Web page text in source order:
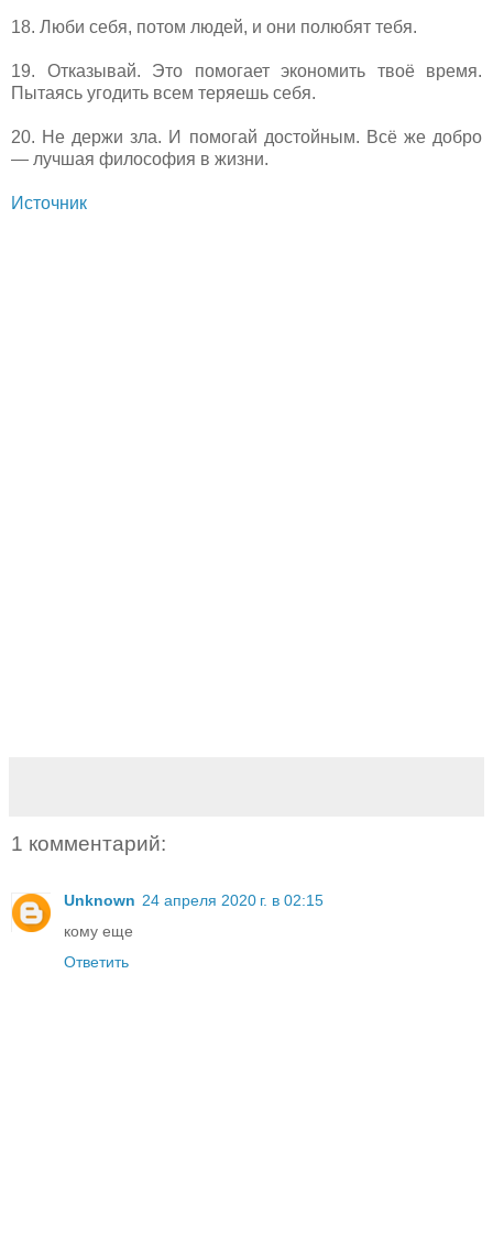
18. Люби себя, потом людей, и они полюбят тебя.
19. Отказывай. Это помогает экономить твоё время.
Пытаясь угодить всем теряешь себя.
20. Не держи зла. И помогай достойным. Всё же добро
— лучшая философия в жизни.
Источник
1 комментарий:
Unknown 24 апреля 2020 г. в 02:15
кому еще
Ответить